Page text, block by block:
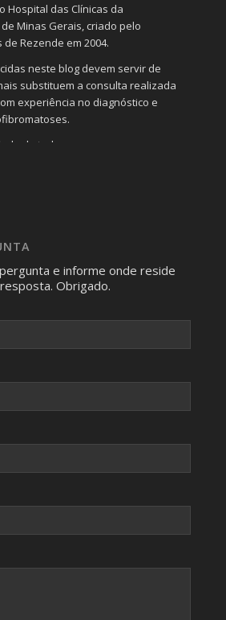
Hospital das Clínicas da
Minas Gerais, criado pelo
Rezende em 2004.
neste blog devem servir de
substituem a consulta realizada
experiência no diagnóstico e
de todas as pessoas que
fotografada.
e informe onde reside
Obrigado.